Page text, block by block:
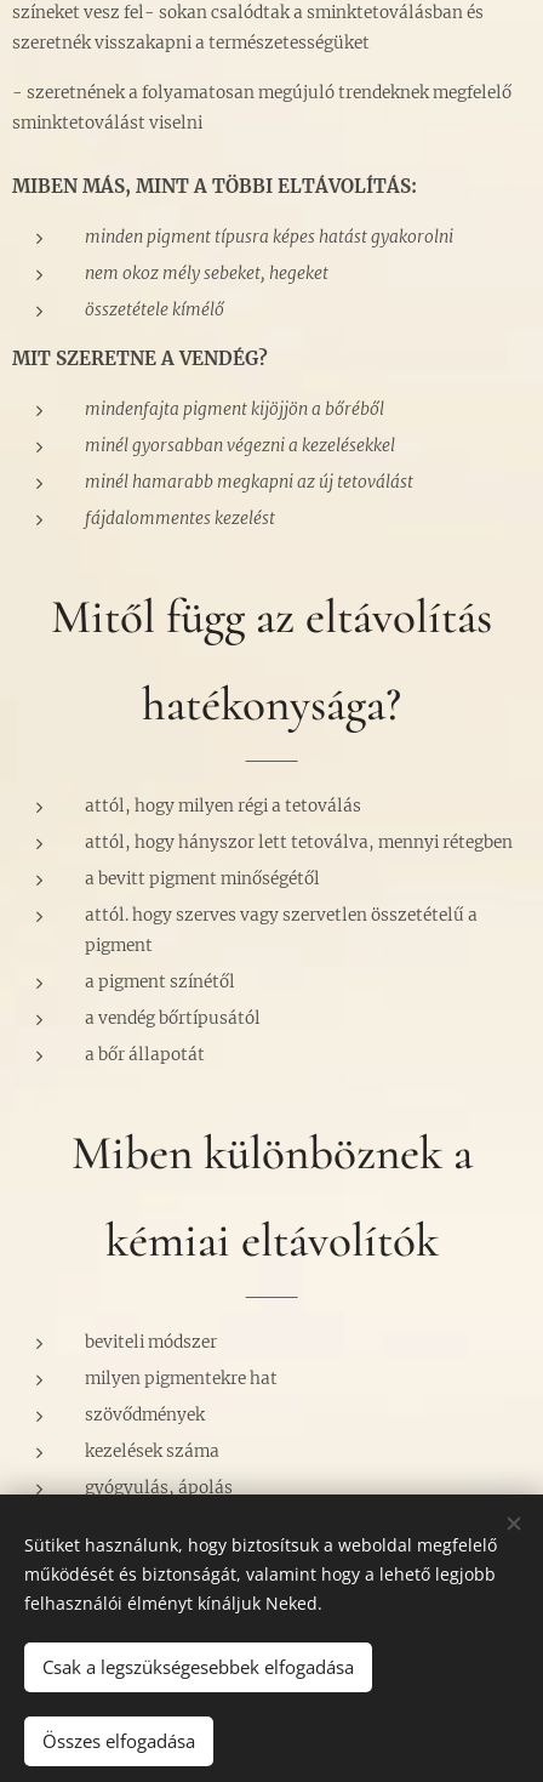
színeket vesz fel- sokan csalódtak a sminktetoválásban és
szeretnék visszakapni a természetességüket
- szeretnének a folyamatosan megújuló trendeknek megfelelő
sminktetoválást viselni
MIBEN MÁS, MINT A TÖBBI ELTÁVOLÍTÁS:
minden pigment típusra képes hatást gyakorolni
nem okoz mély sebeket, hegeket
összetétele kímélő
MIT SZERETNE A VENDÉG?
mindenfajta pigment kijöjjön a bőréből
minél gyorsabban végezni a kezelésekkel
minél hamarabb megkapni az új tetoválást
fájdalommentes kezelést
Mitől függ az eltávolítás
hatékonysága?
attól, hogy milyen régi a tetoválás
attól, hogy hányszor lett tetoválva, mennyi rétegben
a bevitt pigment minőségétől
attól. hogy szerves vagy szervetlen összetételű a
pigment
a pigment színétől
a vendég bőrtípusától
a bőr állapotát
Miben különböznek a
kémiai eltávolítók
beviteli módszer
milyen pigmentekre hat
szövődmények
kezelések száma
gyógyulás, ápolás
Bejelentkezés: 0630/993-9233 Cím: 1115. Bp. Bartók Béla út
132. , csengő: 66.
Az oldalt a
Webnode
Sütiket használunk, hogy biztosítsuk a weboldal megfelelő
működését és biztonságát, valamint hogy a lehető legjobb
felhasználói élményt kínáljuk Neked.
Csak a legszükségesebbek elfogadása
Összes elfogadása